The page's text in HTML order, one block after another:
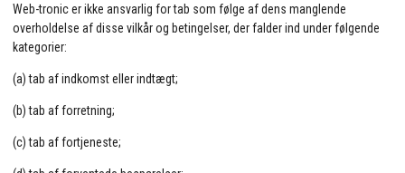
Web-tronic er ikke ansvarlig for tab som følge af dens manglende
overholdelse af disse vilkår og betingelser, der falder ind under følgende
kategorier:
(a) tab af indkomst eller indtægt;
(b) tab af forretning;
(c) tab af fortjeneste;